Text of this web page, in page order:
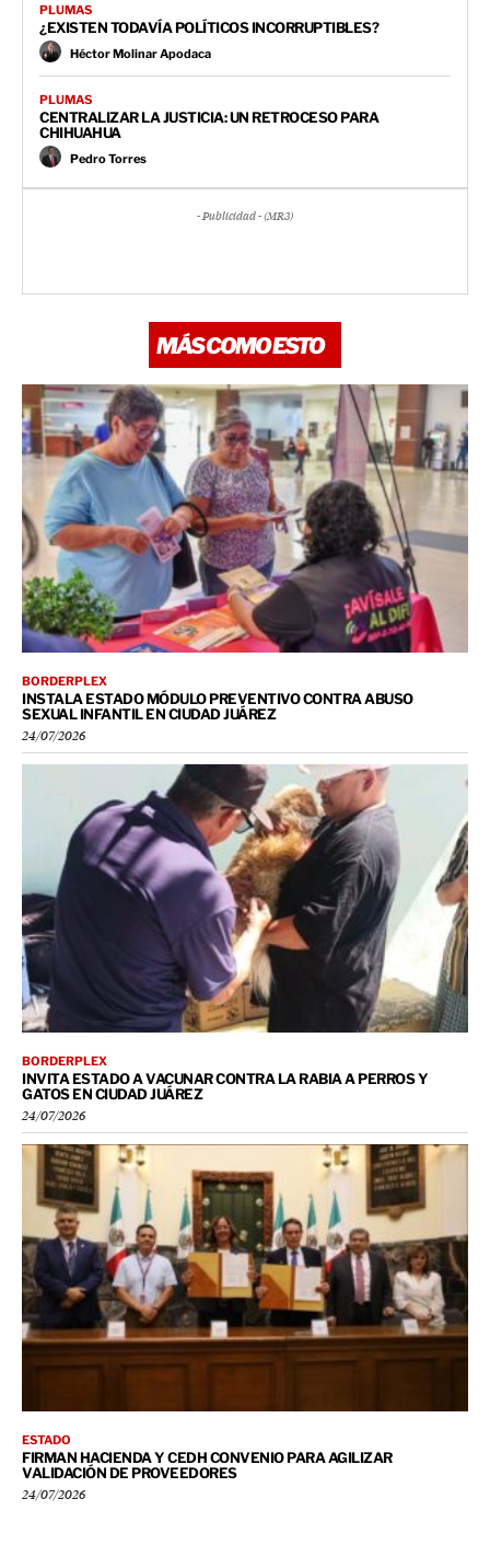
PLUMAS
¿EXISTEN TODAVÍA POLÍTICOS INCORRUPTIBLES?
Héctor Molinar Apodaca
PLUMAS
CENTRALIZAR LA JUSTICIA: UN RETROCESO PARA
CHIHUAHUA
Pedro Torres
- Publicidad - (MR3)
MÁS COMO ESTO
BORDERPLEX
INSTALA ESTADO MÓDULO PREVENTIVO CONTRA ABUSO
SEXUAL INFANTIL EN CIUDAD JUÁREZ
24/07/2026
BORDERPLEX
INVITA ESTADO A VACUNAR CONTRA LA RABIA A PERROS Y
GATOS EN CIUDAD JUÁREZ
24/07/2026
ESTADO
FIRMAN HACIENDA Y CEDH CONVENIO PARA AGILIZAR
VALIDACIÓN DE PROVEEDORES
24/07/2026